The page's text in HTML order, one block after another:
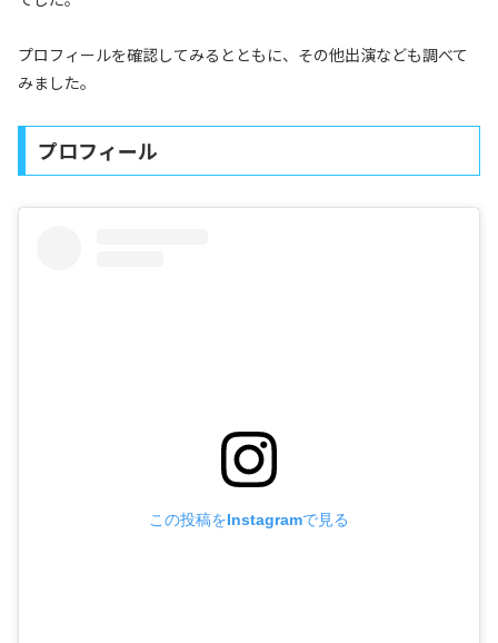
プロフィールを確認してみるとともに、その他出演なども調べて
みました。
プロフィール
この投稿をInstagramで見る